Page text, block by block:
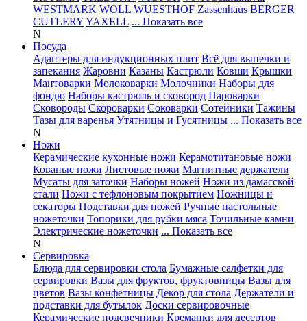
WESTMARK WOLL WUESTHOF Zassenhaus BERGER
CUTLERYYAXELL ... Показать все
N
Посуда
Адаптеры для индукционных плит Всё для выпечки и
запекания Жаровни Казаны Кастрюли Ковши Крышки
Мантоварки Молоковарки Молочники Наборы для
фондю Наборы кастрюль и сковород Пароварки
Сковороды Скороварки Соковарки Сотейники Тажины
Тазы для варенья Утятницы и Гусятницы ... Показать все
N
Ножи
Керамические кухонные ножи Керамотитановые ножи
Кованые ножи Листовые ножи Магнитные держатели
Мусаты для заточки Наборы ножей Ножи из дамасской
стали Ножи с тефлоновым покрытием Ножницы и
секаторы Подставки для ножей Ручные настольные
ножеточки Топорики для рубки мяса Точильные камни
Электрические ножеточки ... Показать все
N
Сервировка
Блюда для сервировки стола Бумажные салфетки для
сервировки Вазы для фруктов, фруктовницы Вазы для
цветов Вазы конфетницы Декор для стола Держатели и
подставки для бутылок Доски сервировочные
Керамические подсвечники Креманки для десертов